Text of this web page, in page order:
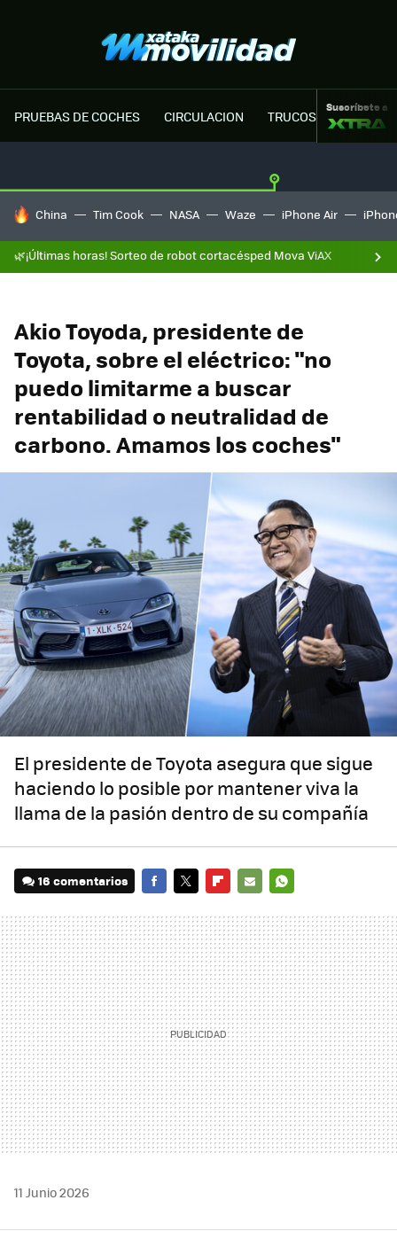
PRUEBAS DE COCHES CIRCULACION TRUCOS MOTOR
Suscríbete a
HOY SE HABLA DE
China Tim Cook NASA Waze iPhone Air
🌿¡Últimas horas! Sorteo de robot cortacésped Mova ViAX
Akio Toyoda, presidente de
Toyota, sobre el eléctrico: "no
puedo limitarme a buscar
rentabilidad o neutralidad de
carbono. Amamos los coches"
El presidente de Toyota asegura que sigue
haciendo lo posible por mantener viva la
llama de la pasión dentro de su compañía
16 comentarios
MAIL
11 Junio 2026